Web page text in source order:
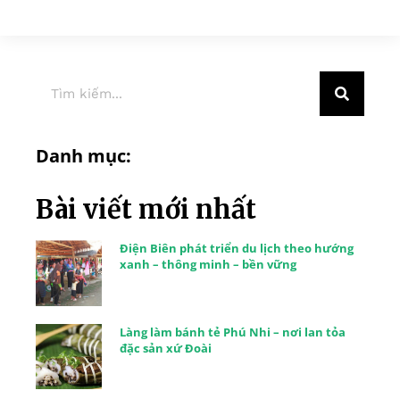
Danh mục:
Bài viết mới nhất
Điện Biên phát triển du lịch theo hướng
xanh – thông minh – bền vững
Làng làm bánh tẻ Phú Nhi – nơi lan tỏa
đặc sản xứ Đoài